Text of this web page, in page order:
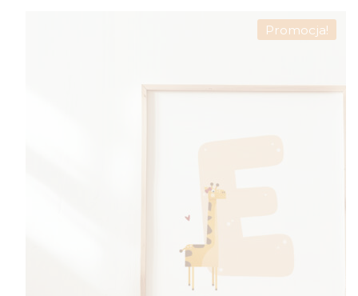
Promocja!